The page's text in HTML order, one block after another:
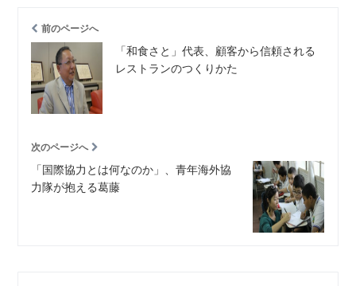
前のページへ
「和食さと」代表、顧客から信頼される
レストランのつくりかた
次のページへ
「国際協力とは何なのか」、青年海外協
力隊が抱える葛藤